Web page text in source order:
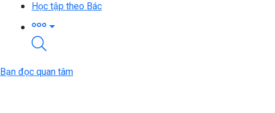
Học tập theo Bác
Bạn đọc quan tâm